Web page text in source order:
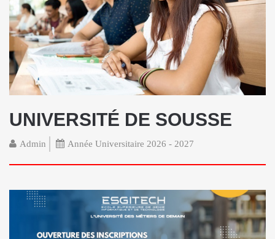
UNIVERSITÉ DE SOUSSE
Admin Année Universitaire 2026 - 2027